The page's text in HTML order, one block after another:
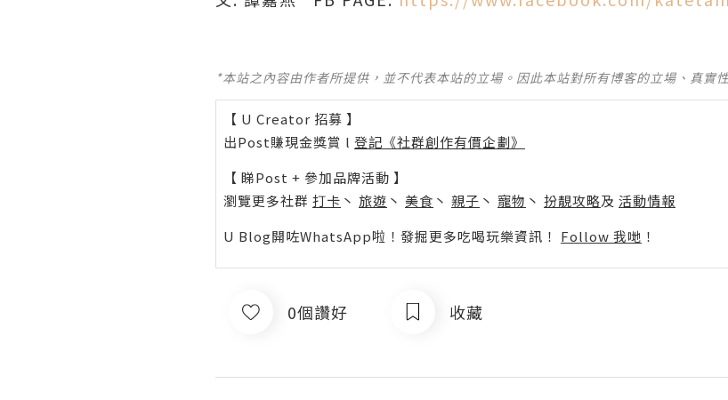
*本站之內容由作者所提供，並不代表本站的立場。因此本站對所有博客的立場、真實
【 U Creator 招募 】
出Post賺現金獎賞 l 登記《社群創作有價企劃》
【 睇Post + 參加品牌活動 】
瀏覽更多社群 打卡 丶 旅遊 丶 美食 丶 親子 丶 寵物 丶 扮靚攻略及 活動情報
U Blog開咗WhatsApp啦！發掘更多吃喝玩樂資訊！ Follow 我哋 ！
0個讚好 收藏